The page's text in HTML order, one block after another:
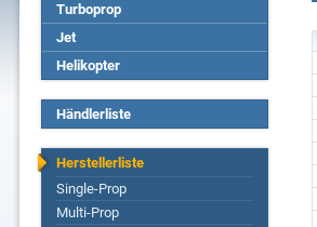
Turboprop
Jet
Helikopter
Händlerliste
Herstellerliste
Single-Prop
Multi-Prop